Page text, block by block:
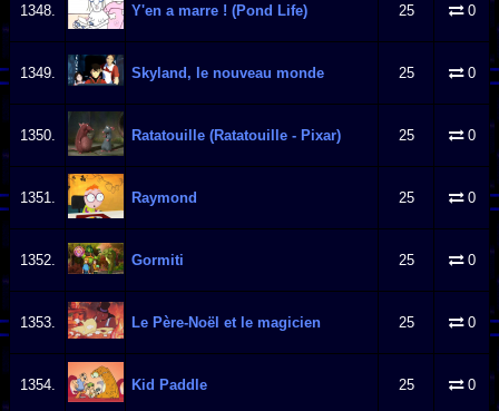
1348. Y'en a marre ! (Pond Life) 25 0
1349. Skyland, le nouveau monde 25 0
1350. Ratatouille (Ratatouille - Pixar) 25 0
1351. Raymond 25 0
1352. Gormiti 25 0
1353. Le Père-Noël et le magicien 25 0
1354. Kid Paddle 25 0